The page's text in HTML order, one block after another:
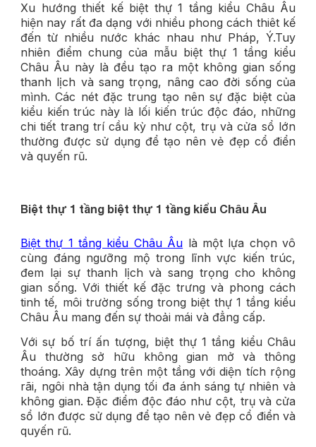
Xu hướng thiết kế biệt thự 1 tầng kiểu Châu Âu
hiện nay rất đa dạng với nhiều phong cách thiêt kế
đến từ nhiều nước khác nhau như Pháp, Ý.Tuy
nhiên điểm chung của mẫu biệt thự 1 tầng kiểu
Châu Âu này là đều tạo ra một không gian sống
thanh lịch và sang trọng, nâng cao đời sống của
mình. Các nét đặc trung tạo nên sự đặc biệt của
kiểu kiến trúc này là lối kiến trúc độc đáo, những
chi tiết trang trí cầu kỳ như cột, trụ và cửa sổ lớn
thường được sử dụng để tạo nên vẻ đẹp cổ điển
và quyến rũ.
Biệt thự 1 tầng biệt thự 1 tầng kiểu Châu Âu
Biệt thự 1 tầng kiểu Châu Âu là một lựa chọn vô
cùng đáng ngưỡng mộ trong lĩnh vực kiến trúc,
đem lại sự thanh lịch và sang trọng cho không
gian sống. Với thiết kế đặc trưng và phong cách
tinh tế, môi trường sống trong biệt thự 1 tầng kiểu
Châu Âu mang đến sự thoải mái và đẳng cấp.
Với sự bố trí ấn tượng, biệt thự 1 tầng kiểu Châu
Âu thường sở hữu không gian mở và thông
thoáng. Xây dựng trên một tầng với diện tích rộng
rãi, ngôi nhà tận dụng tối đa ánh sáng tự nhiên và
không gian. Đặc điểm độc đáo như cột, trụ và cửa
sổ lớn được sử dụng để tạo nên vẻ đẹp cổ điển và
quyến rũ.